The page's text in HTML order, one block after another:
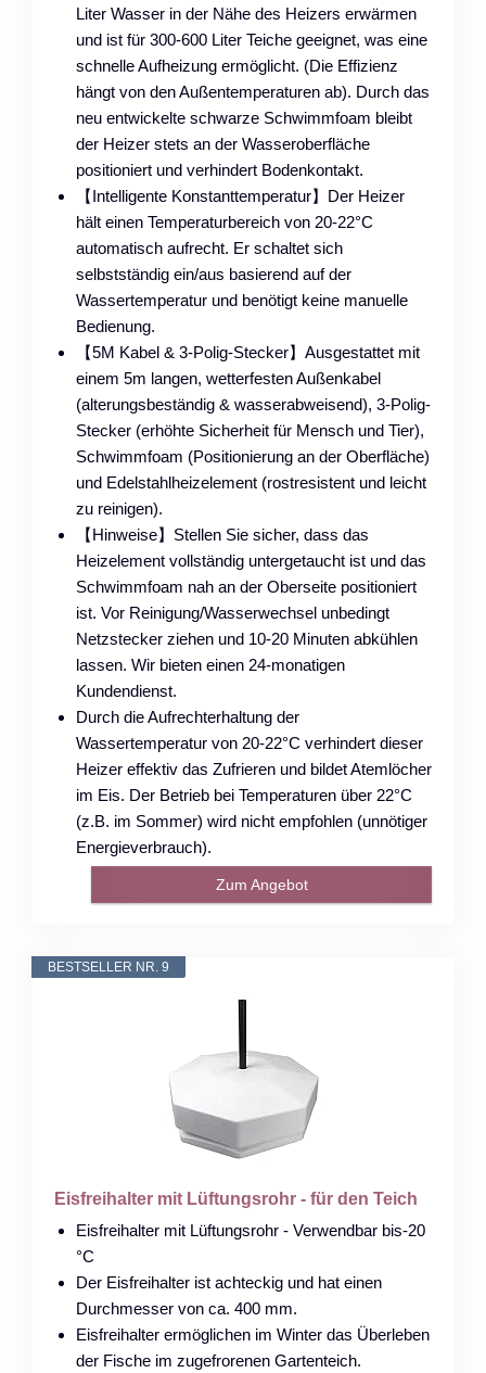
Liter Wasser in der Nähe des Heizers erwärmen
und ist für 300-600 Liter Teiche geeignet, was eine
schnelle Aufheizung ermöglicht. (Die Effizienz
hängt von den Außentemperaturen ab). Durch das
neu entwickelte schwarze Schwimmfoam bleibt
der Heizer stets an der Wasseroberfläche
positioniert und verhindert Bodenkontakt.
【Intelligente Konstanttemperatur】Der Heizer
hält einen Temperaturbereich von 20-22°C
automatisch aufrecht. Er schaltet sich
selbstständig ein/aus basierend auf der
Wassertemperatur und benötigt keine manuelle
Bedienung.
【5M Kabel & 3-Polig-Stecker】Ausgestattet mit
einem 5m langen, wetterfesten Außenkabel
(alterungsbeständig & wasserabweisend), 3-Polig-
Stecker (erhöhte Sicherheit für Mensch und Tier),
Schwimmfoam (Positionierung an der Oberfläche)
und Edelstahlheizelement (rostresistent und leicht
zu reinigen).
【Hinweise】Stellen Sie sicher, dass das
Heizelement vollständig untergetaucht ist und das
Schwimmfoam nah an der Oberseite positioniert
ist. Vor Reinigung/Wasserwechsel unbedingt
Netzstecker ziehen und 10-20 Minuten abkühlen
lassen. Wir bieten einen 24-monatigen
Kundendienst.
Durch die Aufrechterhaltung der
Wassertemperatur von 20-22°C verhindert dieser
Heizer effektiv das Zufrieren und bildet Atemlöcher
im Eis. Der Betrieb bei Temperaturen über 22°C
(z.B. im Sommer) wird nicht empfohlen (unnötiger
Energieverbrauch).
Zum Angebot
BESTSELLER NR. 9
Eisfreihalter mit Lüftungsrohr - für den Teich
Eisfreihalter mit Lüftungsrohr - Verwendbar bis-20
°C
Der Eisfreihalter ist achteckig und hat einen
Durchmesser von ca. 400 mm.
Eisfreihalter ermöglichen im Winter das Überleben
der Fische im zugefrorenen Gartenteich.